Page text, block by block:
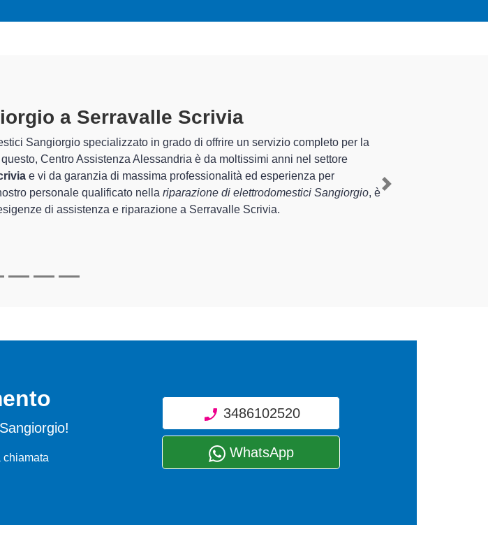
A Serravalle Scrivia
in grado di garantire al cliente esperienza pluriennale nel territorio di Serravalle
e lariparazione del tuo elettrodomestico Sangiorgio a Serravalle Scrivia
,
apparecchi.
Alessandria sono in grado di fornire interventi di diverse tipologie sugli
Next
chiamata
3486102520
WhatsApp